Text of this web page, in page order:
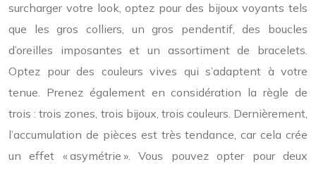
surcharger votre look, optez pour des bijoux voyants tels
que les gros colliers, un gros pendentif, des boucles
d’oreilles imposantes et un assortiment de bracelets.
Optez pour des couleurs vives qui s’adaptent à votre
tenue. Prenez également en considération la règle de
trois : trois zones, trois bijoux, trois couleurs. Dernièrement,
l’accumulation de pièces est très tendance, car cela crée
un effet « asymétrie ». Vous pouvez opter pour deux